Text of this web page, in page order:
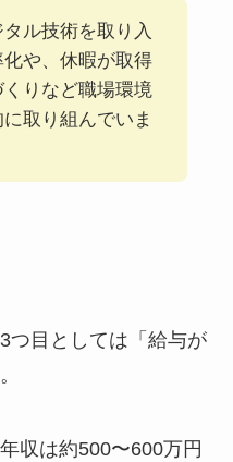
ル技術を取り入
や、休暇が取得
りなど職場環境
取り組んでいま
つ目としては「給与が
収は約500〜600万円